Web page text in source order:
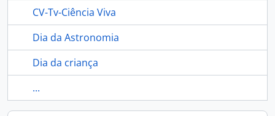
CV-Tv-Ciência Viva
Dia da Astronomia
Dia da criança
...